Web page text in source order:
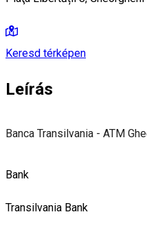
Keresd térképen
Leírás
Banca Transilvania - ATM
Bank
Transilvania Bank